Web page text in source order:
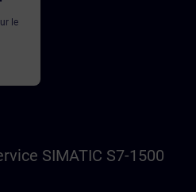
le
SIMATIC S7-1500